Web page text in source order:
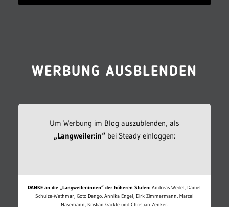
WERBUNG AUSBLENDEN
Um Werbung im Blog auszublenden, als
„Langweiler:in“bei Steady einloggen:
DANKE an die „Langweiler:innen“ der höheren Stufen: Andreas Wedel, Daniel
Schulze-Wethmar, Goto Dengo, Annika Engel, Dirk Zimmermann, Marcel
Nasemann, Kristian Gäckle und Christian Zenker.